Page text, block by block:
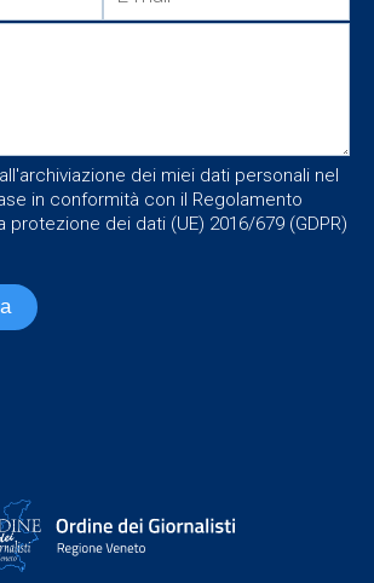
dei miei dati personali nel
in conformità con il Regolamento
protezione dei dati (UE) 2016/679 (GDPR)